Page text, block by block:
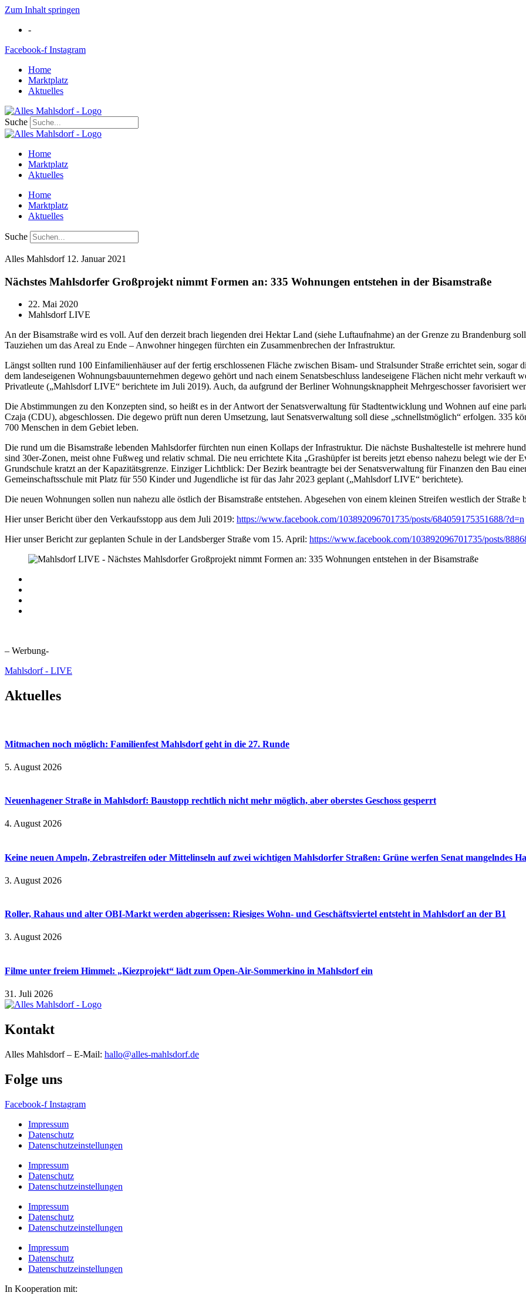
Zum Inhalt springen
-
Facebook-f Instagram
Home
Marktplatz
Aktuelles
Suche
Home
Marktplatz
Aktuelles
Home
Marktplatz
Aktuelles
Suche
Alles Mahlsdorf 12. Januar 2021
Nächstes Mahlsdorfer Großprojekt nimmt Formen an: 335 Wohnungen entstehen in der Bisamstraße
22. Mai 2020
Mahlsdorf LIVE
An der Bisamstraße wird es voll. Auf den derzeit brach liegenden drei Hektar Land (siehe Luftaufnahme) an der Grenze zu Brandenburg
Tauziehen um das Areal zu Ende – Anwohner hingegen fürchten ein Zusammenbrechen der Infrastruktur.
Längst sollten rund 100 Einfamilienhäuser auf der fertig erschlossenen Fläche zwischen Bisam- und Stralsunder Straße errichtet sein, sogar
dem landeseigenen Wohnungsbauunternehmen degewo gehört und nach einem Senatsbeschluss landeseigene Flächen nicht mehr verkauft
Privatleute („Mahlsdorf LIVE“ berichtete im Juli 2019). Auch, da aufgrund der Berliner Wohnungsknappheit Mehrgeschosser favorisiert
Die Abstimmungen zu den Konzepten sind, so heißt es in der Antwort der Senatsverwaltung für Stadtentwicklung und Wohnen auf eine
Czaja (CDU), abgeschlossen. Die degewo prüft nun deren Umsetzung, laut Senatsverwaltung soll diese „schnellstmöglich“ erfolgen. 335
700 Menschen in dem Gebiet leben.
Die rund um die Bisamstraße lebenden Mahlsdorfer fürchten nun einen Kollaps der Infrastruktur. Die nächste Bushaltestelle ist mehrere
sind 30er-Zonen, meist ohne Fußweg und relativ schmal. Die neu errichtete Kita „Grashüpfer ist bereits jetzt ebenso nahezu belegt wie
Grundschule kratzt an der Kapazitätsgrenze. Einziger Lichtblick: Der Bezirk beantragte bei der Senatsverwaltung für Finanzen den Bau
Gemeinschaftsschule mit Platz für 550 Kinder und Jugendliche ist für das Jahr 2023 geplant („Mahlsdorf LIVE“ berichtete).
Die neuen Wohnungen sollen nun nahezu alle östlich der Bisamstraße entstehen. Abgesehen von einem kleinen Streifen westlich der
Hier unser Bericht über den Verkaufsstopp aus dem Juli 2019: https://www.facebook.com/103892096701735/posts/684059175351688/?d=n
Hier unser Bericht zur geplanten Schule in der Landsberger Straße vom 15. April: https://www.facebook.com/103892096701735/posts/
– Werbung-
Mahlsdorf - LIVE
Aktuelles
Mitmachen noch möglich: Familienfest Mahlsdorf geht in die 27. Runde
5. August 2026
Neuenhagener Straße in Mahlsdorf: Baustopp rechtlich nicht mehr möglich, aber oberstes Geschoss gesperrt
4. August 2026
Keine neuen Ampeln, Zebrastreifen oder Mittelinseln auf zwei wichtigen Mahlsdorfer Straßen: Grüne werfen Senat mangelndes
3. August 2026
Roller, Rahaus und alter OBI-Markt werden abgerissen: Riesiges Wohn- und Geschäftsviertel entsteht in Mahlsdorf an der B1
3. August 2026
Filme unter freiem Himmel: „Kiezprojekt“ lädt zum Open-Air-Sommerkino in Mahlsdorf ein
31. Juli 2026
Kontakt
Alles Mahlsdorf – E-Mail: hallo@alles-mahlsdorf.de
Folge uns
Facebook-f Instagram
Impressum
Datenschutz
Datenschutzeinstellungen
Impressum
Datenschutz
Datenschutzeinstellungen
Impressum
Datenschutz
Datenschutzeinstellungen
Impressum
Datenschutz
Datenschutzeinstellungen
In Kooperation mit: